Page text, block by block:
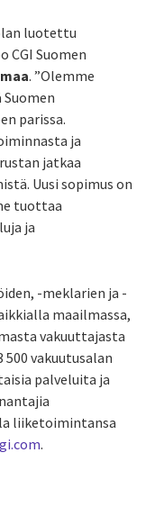
luotettu
CGI Suomen
. ”Olemme
parissa.
ja
jatkaa
Uusi sopimus on
tuottaa
ja
-meklarien ja -
maailmassa,
vakuuttajasta
500 vakuutusalan
palveluita ja
liiketoimintansa
.